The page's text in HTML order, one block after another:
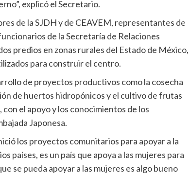
explicó el Secretario.
de la SJDH y de CEAVEM, representantes de
de la Secretaría de Relaciones
predios en zonas rurales del Estado de México,
para construir el centro.
de proyectos productivos como la cosecha
de huertos hidropónicos y el cultivo de frutas
el apoyo y los conocimientos de los
Japonesa.
los proyectos comunitarios para apoyar a la
países, es un país que apoya a las mujeres para
se pueda apoyar a las mujeres es algo bueno